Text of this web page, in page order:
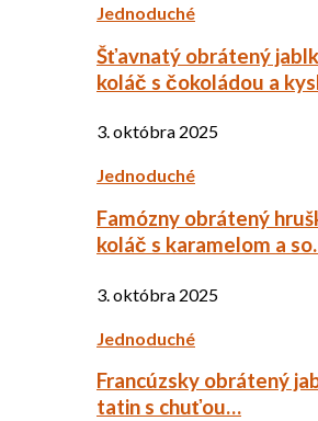
Jednoduché
Šťavnatý obrátený
koláč s čokoládou a
3. októbra 2025
Jednoduché
Famózny obrátený
koláč s karamelom a
3. októbra 2025
Jednoduché
Francúzsky obrátený
tatin s chuťou…